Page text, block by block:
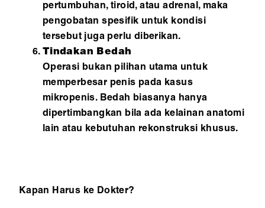
pertumbuhan, tiroid, atau adrenal, maka
pengobatan spesifik untuk kondisi
tersebut juga perlu diberikan.
Tindakan Bedah
Operasi bukan pilihan utama untuk
memperbesar penis pada kasus
mikropenis. Bedah biasanya hanya
dipertimbangkan bila ada kelainan anatomi
lain atau kebutuhan rekonstruksi khusus.
Kapan Harus ke Dokter?